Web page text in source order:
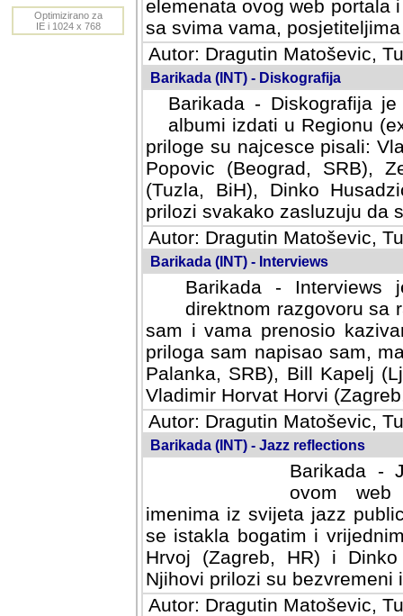
elemenata ovog web portala
sa svima vama,
Autor: Dragutin Matoševic,
Barikada (INT) - Diskografija
Barikada - Diskografija
albumi izdati u Regionu
priloge su najcesce pisali:
Popovic (Beograd, SRB),
(Tuzla, BiH), Dinko
prilozi svakako zasluzuju da
Autor: Dragutin Matoševic,
Barikada (INT) - Interviews
Barikada -
direktnom razgovoru sa
sam i vama prenosio
priloga sam napisao sam,
Palanka, SRB), Bill Kapelj
Vladimir Horvat Horvi
Autor: Dragutin Matoševic,
Barikada (INT) - Jazz reflections
Barikada -
ovom web
imenima iz svijeta jazz
se istakla bogatim i
Hrvoj (Zagreb, HR) i
Njihovi prilozi su bezvremeni
Autor: Dragutin Matoševic,